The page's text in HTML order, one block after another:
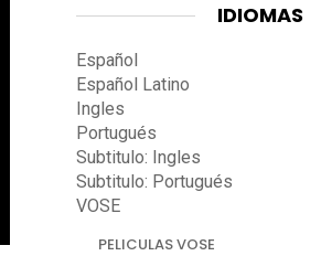
IDIOMAS
Español
Español Latino
Ingles
Portugués
Subtitulo: Ingles
Subtitulo: Portugués
VOSE
PELICULAS VOSE